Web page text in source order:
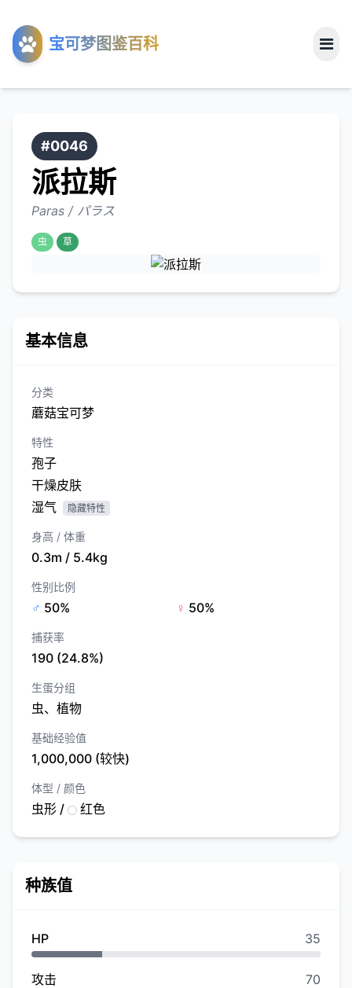
宝可梦图鉴百科
工具
关于
#0046
派拉斯
Paras / パラス
虫 草
基本信息
分类
蘑菇宝可梦
特性
孢子
干燥皮肤
湿气
隐藏特性
身高 / 体重
0.3m / 5.4kg
性别比例
♂ 50% ♀ 50%
捕获率
190 (24.8%)
生蛋分组
虫、植物
基础经验值
1,000,000 (较快)
体型 / 颜色
虫形 / 红色
种族值
HP 35
攻击 70